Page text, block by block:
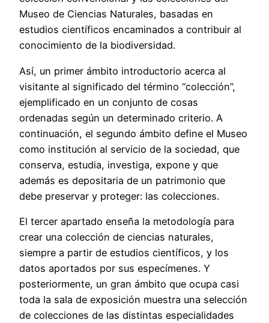
Museo de Ciencias Naturales, basadas en
estudios científicos encaminados a contribuir al
conocimiento de la biodiversidad.
Así, un primer ámbito introductorio acerca al
visitante al significado del término “colección”,
ejemplificado en un conjunto de cosas
ordenadas según un determinado criterio. A
continuación, el segundo ámbito define el Museo
como institución al servicio de la sociedad, que
conserva, estudia, investiga, expone y que
además es depositaria de un patrimonio que
debe preservar y proteger: las colecciones.
El tercer apartado enseña la metodología para
crear una colección de ciencias naturales,
siempre a partir de estudios científicos, y los
datos aportados por sus especímenes. Y
posteriormente, un gran ámbito que ocupa casi
toda la sala de exposición muestra una selección
de colecciones de las distintas especialidades